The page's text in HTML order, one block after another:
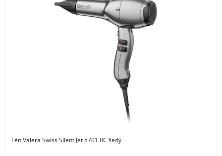
Fén Valera Swiss Silent Jet 8701 RC šedý